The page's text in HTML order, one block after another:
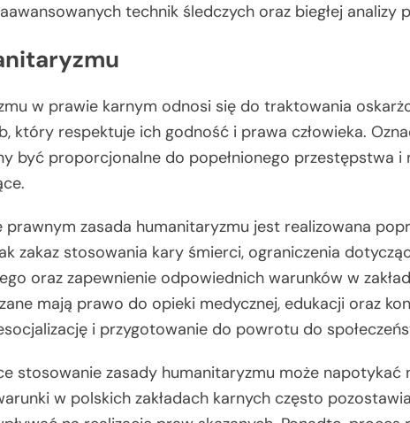
technik śledczych oraz biegłej analizy
w prawie karnym odnosi się do traktowania
który respektuje ich godność i prawa człowieka.
być proporcjonalne do popełnionego przestępstwa i
zasada humanitaryzmu jest realizowana
zakaz stosowania kary śmierci, ograniczenia
oraz zapewnienie odpowiednich warunków w
mają prawo do opieki medycznej, edukacji oraz
i przygotowanie do powrotu do
stosowanie zasady humanitaryzmu może napotykać
w polskich zakładach karnych często